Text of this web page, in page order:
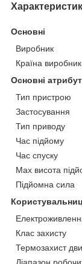
Основні
Виробник
Країна виробник
Основні
Тип пристрою
Застосування
Тип приводу
Час підйому
Час спуску
Мах висота
Підйомна сила
Клас захисту
Термозахист
Діапазон